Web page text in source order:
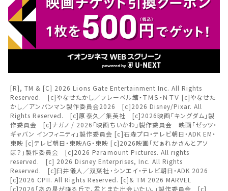
チケット購入
チケットの購入は下記リンクより、ご覧になりたい作品を選
択しご購入ください。
上映スケジュールを確認する
その他の劇場を選ぶ
無料のワタシアターライト会員もあります。
予約を確認・変更する
岡崎
豊田KiTARA
都道府県から選ぶ
北海道
東北
関東
[R], TM & [C] 2026 Lions Gate Entertainment Inc. All Rights
Reserved. [c]やなせたかし／フレーベル館・ＴＭＳ・ＮＴＶ [c]やなせた
かし／アンパンマン製作委員会2026 [c]2026 Disney/Pixar. All
Rights Reserved. [c]原泰久／集英社 [c]2026映画「キングダム」製
作委員会 [c]ナガノ / 2026「映画ちいかわ」製作委員会 映画「ゼッツ・
ギャバン インフィニティ」製作委員会 [c]石森プロ・テレビ朝日・ADK EM・
東映 [c]テレビ朝日・東映AG・東映 [c]2026映画「だぁれかさんとアソ
ぼ？」製作委員会 [c]2026 Paramount Pictures. All rights
reserved. [c] 2026 Disney Enterprises, Inc. All Rights
Reserved. [c]臼井儀人／双葉社・シンエイ・テレビ朝日・ADK 2026
[c]2026 CPII. All Rights Reserved. [c]& TM 2026 MARVEL
[c]2026「あの星が降る丘で、君とまた出会いたい。」製作委員会 [c]
閉じる
劇場を変更しますか？
劇場を変更すると、STEP2以降で選択いただいた情報は解除
されます。
変更しないで続ける 変更する
閉じる
上映日を変更しますか？
上映日を変更すると、STEP3以降で選択いただいた情報は解
除されます。
変更しないで続ける 変更する
閉じる
みたい機能のご利用には
ワタシアター会員へのご登録が必要です。
ワタシアター会員へのログイン・ご登録はこちら